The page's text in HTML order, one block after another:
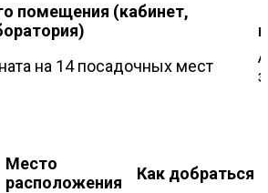
помещения (кабинет,
на 14 посадочных мест
Место
расположения
Как добраться